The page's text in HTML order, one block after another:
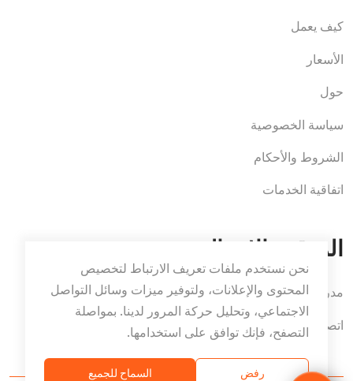
نحن نستخدم ملفات تعريف الارتباط لتخصيص
المحتوى والإعلانات، ولتوفير ميزات وسائل التواصل
الاجتماعي، وتحليل حركة المرور لدينا. بمواصلة
التصفح، فإنك توافق على استخدامها.
رفض السماح للجميع
كيف يعمل
الأسعار
حول
سياسة الخصوصية
الشروط والأحكام
اتفاقية الخدمات
الموقع والاتصال
مدريد، إسبانيا
اتصل بنا